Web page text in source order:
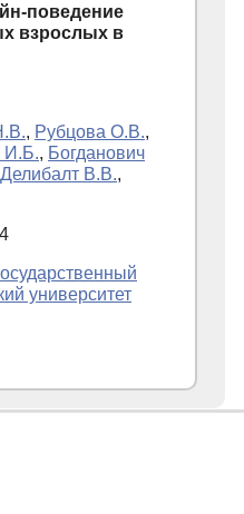
поведение
взрослых в
, Рубцова О.В.,
И.Б., Богданович
Делибалт В.В.,
университет